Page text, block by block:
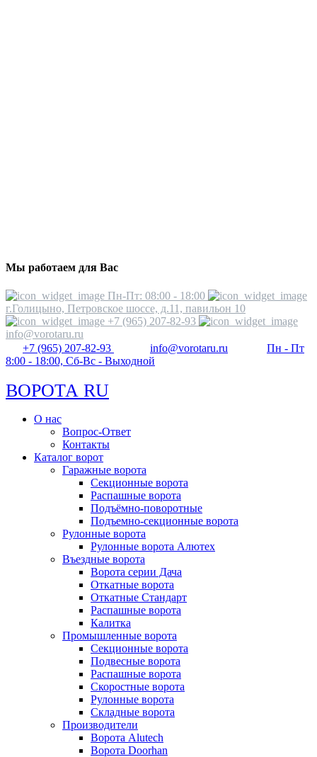
Мы работаем для Вас
Пн-Пт: 08:00 - 18:00
г.Голицыно, Петровское шоссе, д.11, павильон 10
+7 (965) 207-82-93
info@vorotaru.ru
+7 (965) 207-82-93
info@vorotaru.ru
Пн - Пт
8:00 - 18:00, Сб-Вс - Выходной
ВОРОТА RU
О нас
Вопрос-Ответ
Контакты
Каталог ворот
Гаражные ворота
Секционные ворота
Распашные ворота
Подъёмно-поворотные
Подъемно-секционные ворота
Рулонные ворота
Рулонные ворота Алютех
Въездные ворота
Ворота серии Дача
Откатные ворота
Откатные Стандарт
Распашные ворота
Калитка
Промышленные ворота
Секционные ворота
Подвесные ворота
Распашные ворота
Скоростные ворота
Рулонные ворота
Складные ворота
Производители
Ворота Alutech
Ворота Doorhan